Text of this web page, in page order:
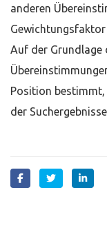
anderen
Auf der Grundlage
Position bestimmt,
der